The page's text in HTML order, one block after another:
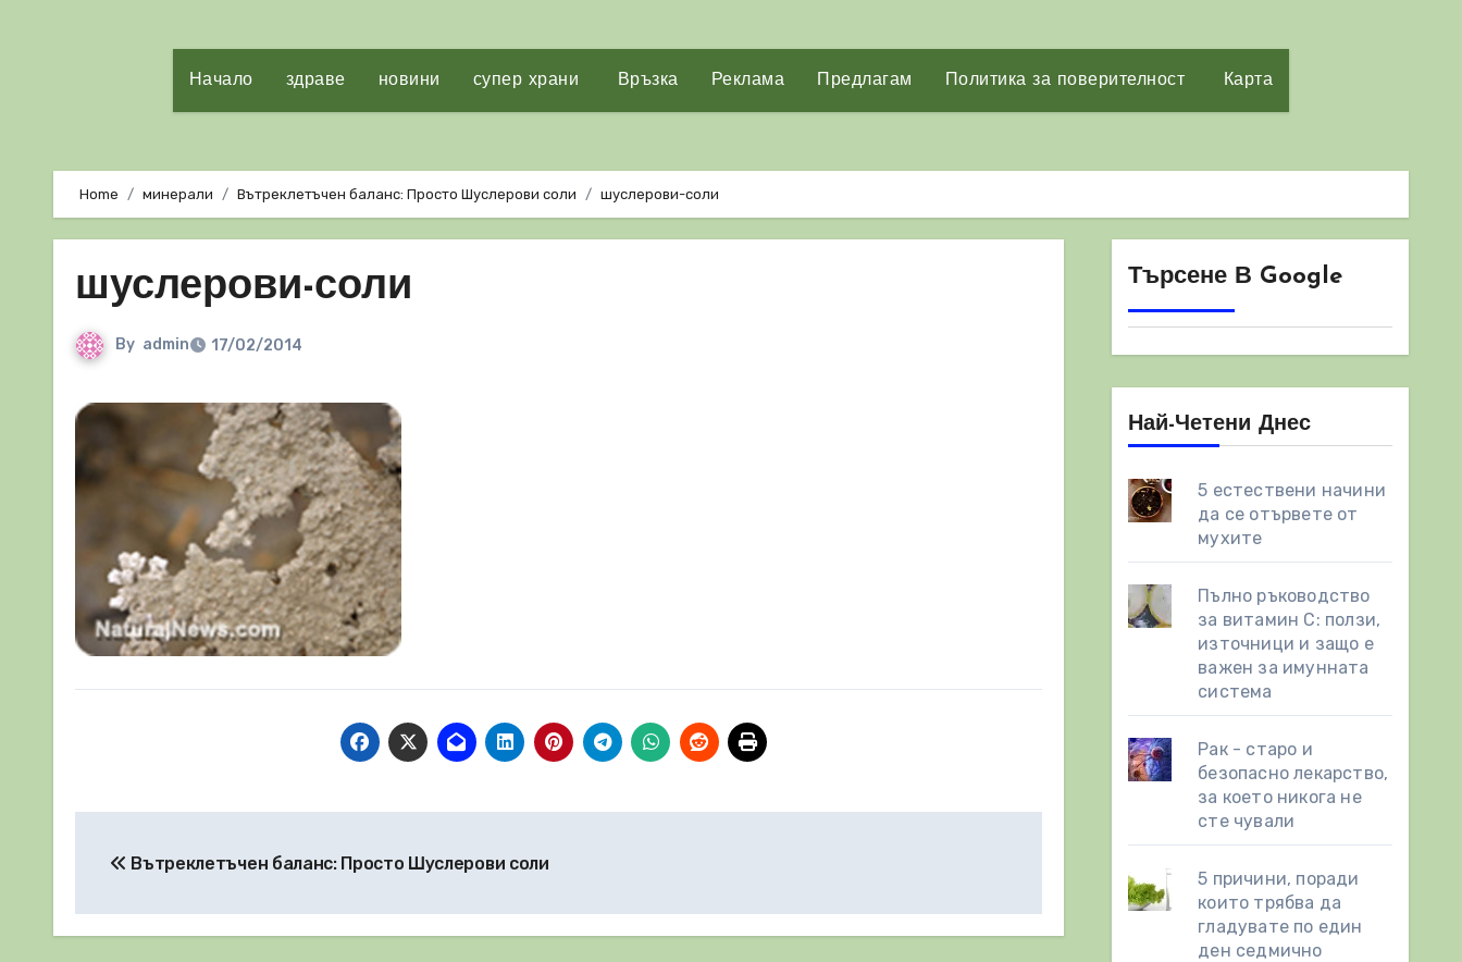
Начало здраве новини супер храни Връзка Реклама Предлагам Политика за поверителност Карта
Home минерали Вътреклетъчен баланс: Просто Шуслерови соли шуслерови-соли
шуслерови-соли
By admin 17/02/2014
Вътреклетъчен баланс: Просто Шуслерови соли
Търсене В Google
Най-Четени Днес
5 естествени начини
да се отървете от
мухите
Пълно ръководство
за витамин С: ползи,
източници и защо е
важен за имунната
система
Рак - старо и
безопасно лекарство,
за което никога не
сте чували
5 причини, поради
които трябва да
гладувате по един
ден седмично